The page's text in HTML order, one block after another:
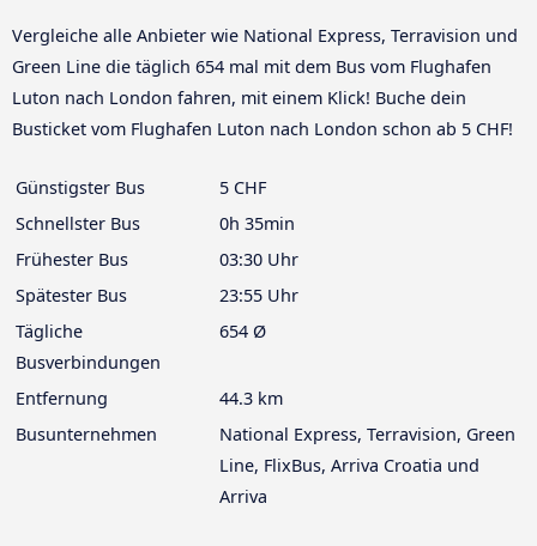
Vergleiche alle Anbieter wie National Express, Terravision und
Green Line die täglich 654 mal mit dem Bus vom Flughafen
Luton nach London fahren, mit einem Klick! Buche dein
Busticket vom Flughafen Luton nach London schon ab 5 CHF!
Günstigster Bus
5 CHF
Schnellster Bus
0h 35min
Frühester Bus
03:30 Uhr
Spätester Bus
23:55 Uhr
Tägliche
Busverbindungen
654 Ø
Entfernung
44.3 km
Busunternehmen
National Express, Terravision, Green
Line, FlixBus, Arriva Croatia und
Arriva